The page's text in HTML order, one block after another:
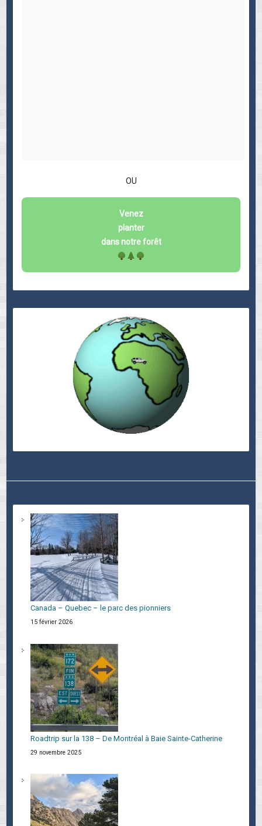
OU
Venez
planter
dans notre forêt
Canada – Quebec – le parc des pionniers
15 février 2026
Roadtrip sur la 138 – De Montréal à Baie Sainte-Catherine
29 novembre 2025